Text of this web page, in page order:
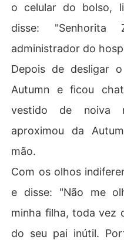
o celular do bolso,
disse:
administrador do
Depois de desligar
Autumn e ficou
vestido de noiva
aproximou da
mão.
Com os olhos
e disse: "Não me
minha filha, toda vez
do seu pai inútil.